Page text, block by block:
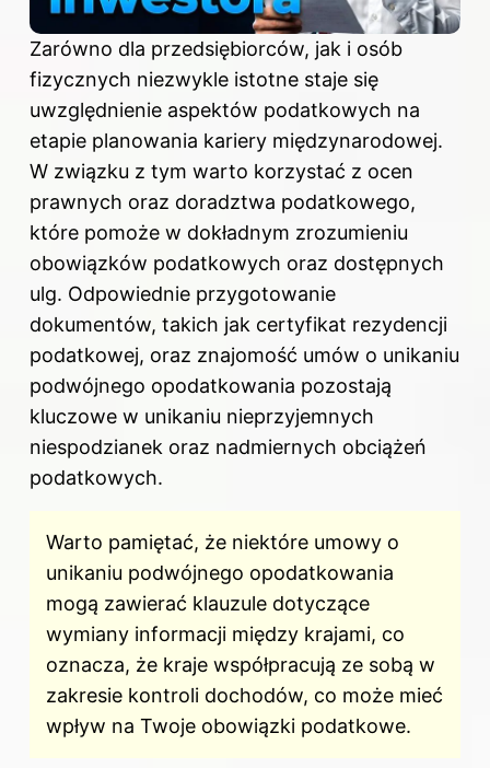
Zarówno dla przedsiębiorców, jak i osób
fizycznych niezwykle istotne staje się
uwzględnienie aspektów podatkowych na
etapie planowania kariery międzynarodowej.
W związku z tym warto korzystać z ocen
prawnych oraz doradztwa podatkowego,
które pomoże w dokładnym zrozumieniu
obowiązków podatkowych oraz dostępnych
ulg. Odpowiednie przygotowanie
dokumentów, takich jak certyfikat rezydencji
podatkowej, oraz znajomość umów o unikaniu
podwójnego opodatkowania pozostają
kluczowe w unikaniu nieprzyjemnych
niespodzianek oraz nadmiernych obciążeń
podatkowych.
Warto pamiętać, że niektóre umowy o
unikaniu podwójnego opodatkowania
mogą zawierać klauzule dotyczące
wymiany informacji między krajami, co
oznacza, że kraje współpracują ze sobą w
zakresie kontroli dochodów, co może mieć
wpływ na Twoje obowiązki podatkowe.